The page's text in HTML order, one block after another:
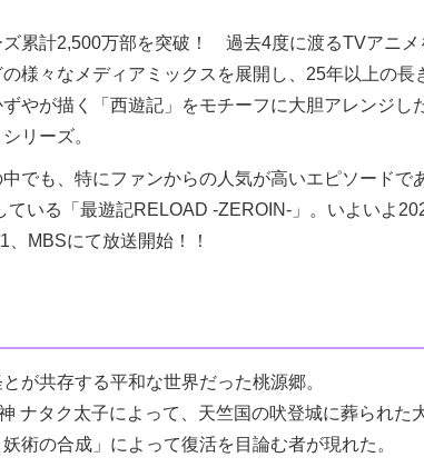
ズ累計2,500万部を突破！ 過去4度に渡るTVアニメ
様々なメディアミックスを展開し、25年以上の
やが描く「西遊記」をモチーフに大胆アレンジし
リーズ。
中でも、特にファンからの人気が高いエピソードで
ている「最遊記RELOAD -ZEROIN-」。いよいよ
MBSにて放送開始！！
が共存する平和な世界だった桃源郷。
ナタク太子によって、天竺国の吠登城に葬られた
術の合成」によって復活を目論む者が現れた。